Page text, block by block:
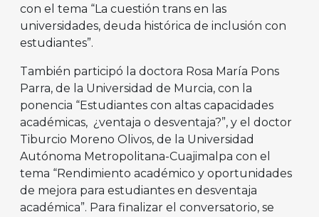
con el tema “La cuestión trans en las
universidades, deuda histórica de inclusión con
estudiantes”.
También participó la doctora Rosa María Pons
Parra, de la Universidad de Murcia, con la
ponencia “Estudiantes con altas capacidades
académicas, ¿ventaja o desventaja?”, y el doctor
Tiburcio Moreno Olivos, de la Universidad
Autónoma Metropolitana-Cuajimalpa con el
tema “Rendimiento académico y oportunidades
de mejora para estudiantes en desventaja
académica”. Para finalizar el conversatorio, se